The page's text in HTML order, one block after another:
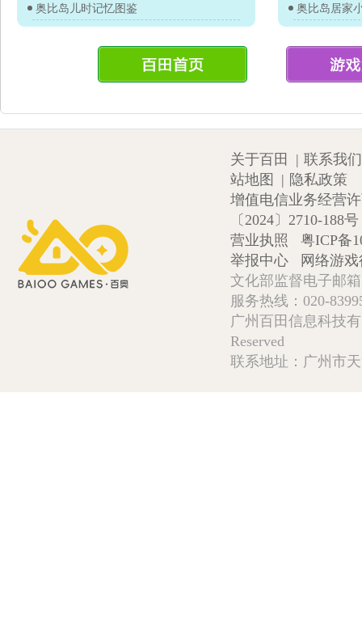
奥比岛儿时记忆图鉴
奥比岛居家
关于百田 | 联系我们
站地图
| 隐私政策
增值电信业务经营
〔2024〕2710-188号
营业执照
粤ICP备
举报中心
网络游
文化部监督电子邮
服务热线：020-
广州百田信息科技
Reserved
联系地址：广州市